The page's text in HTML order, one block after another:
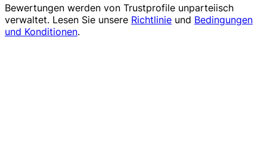
Bewertungen werden von Trustprofile unparteiisch
verwaltet. Lesen Sie unsere Richtlinie und Bedingungen
und Konditionen.